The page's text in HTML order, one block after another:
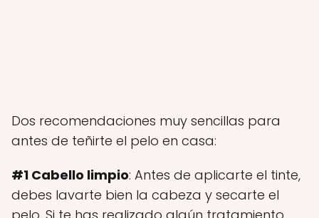
Dos recomendaciones muy sencillas para
antes de teñirte el pelo en casa:
#1 Cabello limpio: Antes de aplicarte el tinte,
debes lavarte bien la cabeza y secarte el